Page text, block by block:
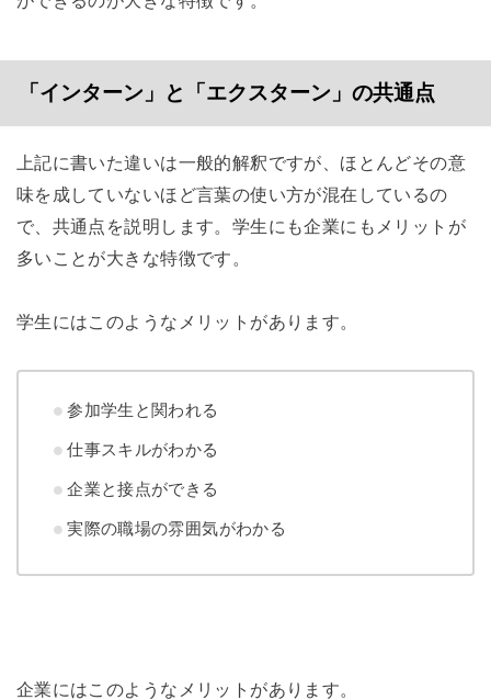
「インターン」と「エクスターン」の共通点
上記に書いた違いは一般的解釈ですが、ほとんどその意
味を成していないほど言葉の使い方が混在しているの
で、共通点を説明します。 学生にも企業にもメリットが
多いことが大きな特徴です。
学生にはこのようなメリットがあります。
参加学生と関われる
仕事スキルがわかる
企業と接点ができる
実際の職場の雰囲気がわかる
企業にはこのようなメリットがあります。